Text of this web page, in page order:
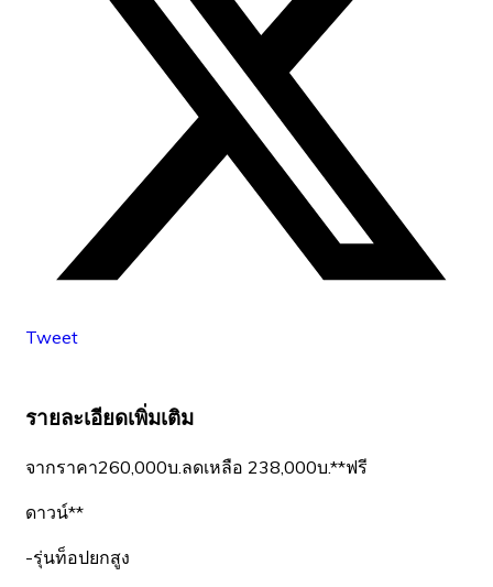
Tweet
รายละเอียดเพิ่มเติม
จากราคา260,000บ.ลดเหลือ 238,000บ.**ฟรี
ดาวน์**
-รุ่นท็อปยกสูง